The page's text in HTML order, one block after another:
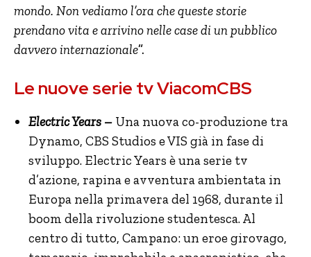
mondo. Non vediamo l’ora che queste storie
prendano vita e arrivino nelle case di un pubblico
davvero internazionale”.
Le nuove serie tv ViacomCBS
Electric Years – Una nuova co-produzione tra
Dynamo, CBS Studios e VIS già in fase di
sviluppo. Electric Years è una serie tv
d’azione, rapina e avventura ambientata in
Europa nella primavera del 1968, durante il
boom della rivoluzione studentesca. Al
centro di tutto, Campano: un eroe girovago,